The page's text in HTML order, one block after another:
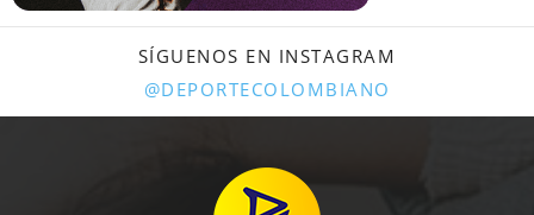
SÍGUENOS EN INSTAGRAM
@DEPORTECOLOMBIANO